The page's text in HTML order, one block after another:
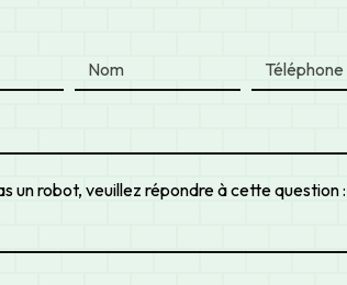
un robot, veuillez répondre à cette question